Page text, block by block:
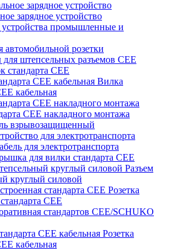
зарядное устройство
промышленные и
автомобильной розетки
для штепсельных разъемов CEE
стандарта CEE
Вилка
кабельная
CEE накладного монтажа
взрывозащищенный
для электротранспорта
для электротранспорта
для вилки стандарта CEE
Разъем
круглый силовой
Розетка
CEE
стандартов CEE/SCHUKO
Розетка
кабельная